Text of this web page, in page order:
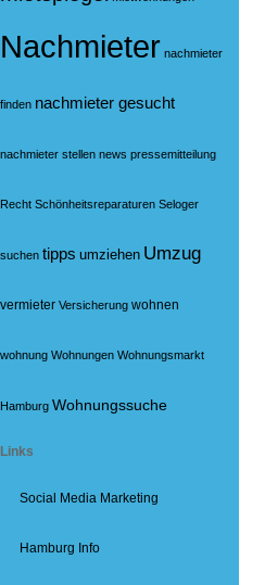
Nachmieter nachmieter
finden nachmieter gesucht
nachmieter stellen news pressemitteilung
Recht Schönheitsreparaturen Seloger
suchen tipps umziehen Umzug
vermieter Versicherung wohnen
wohnung Wohnungen Wohnungsmarkt
Hamburg Wohnungssuche
Links
Social Media Marketing
Hamburg Info